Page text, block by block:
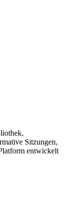
Sitzungen,
entwickelt